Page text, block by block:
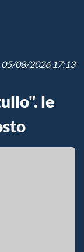
08/2026 17:13
le